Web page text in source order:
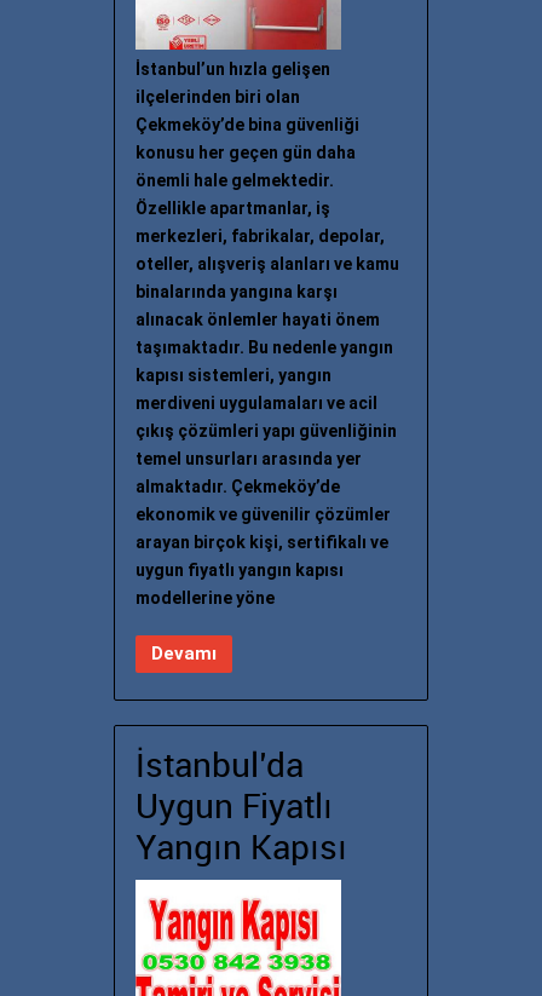
İstanbul’un hızla gelişen
ilçelerinden biri olan
Çekmeköy’de bina güvenliği
konusu her geçen gün daha
önemli hale gelmektedir.
Özellikle apartmanlar, iş
merkezleri, fabrikalar, depolar,
oteller, alışveriş alanları ve kamu
binalarında yangına karşı
alınacak önlemler hayati önem
taşımaktadır. Bu nedenle yangın
kapısı sistemleri, yangın
merdiveni uygulamaları ve acil
çıkış çözümleri yapı güvenliğinin
temel unsurları arasında yer
almaktadır. Çekmeköy’de
ekonomik ve güvenilir çözümler
arayan birçok kişi, sertifikalı ve
uygun fiyatlı yangın kapısı
modellerine yöne
Devamı
İstanbul’da
Uygun Fiyatlı
Yangın Kapısı